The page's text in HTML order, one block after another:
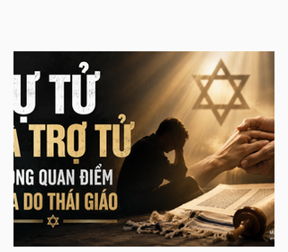
Môi-se tự tay đẽo hai bảng đá mới để thay
thế cho hai bảng đá đầu tiên đã bị ông đập
vỡ. Sự kiện này được ghi lại trong Xuất Ê-
díp-tô Ký 34:1-4, đánh dấu một bước ngoặt
quan trọng trong mối quan hệ giữa Đức
Chúa Trời và dân Y-sơ-ra-ên sau biến cố
thờ lạy bò vàng. Theo t